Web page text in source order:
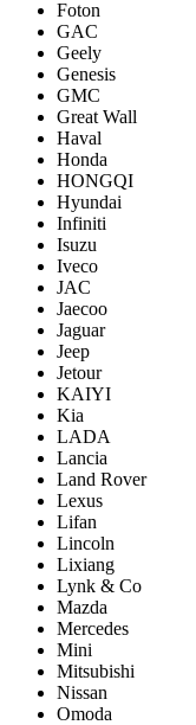
Foton
GAC
Geely
Genesis
GMC
Great Wall
Haval
Honda
HONGQI
Hyundai
Infiniti
Isuzu
Iveco
JAC
Jaecoo
Jaguar
Jeep
Jetour
KAIYI
Kia
LADA
Lancia
Land Rover
Lexus
Lifan
Lincoln
Lixiang
Lynk & Co
Mazda
Mercedes
Mini
Mitsubishi
Nissan
Omoda